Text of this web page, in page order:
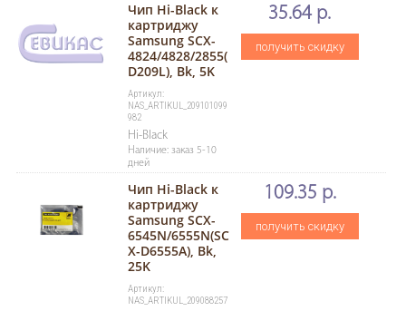
Чип Hi-Black к
картриджу
Samsung SCX-
4824/4828/2855(
D209L), Bk, 5K
Артикул:
NAS_ARTIKUL_209101099
982
Hi-Black
Наличие: заказ 5-10
дней
35.64 р.
получить скидку
Чип Hi-Black к
картриджу
Samsung SCX-
6545N/6555N(SC
X-D6555A), Bk,
25K
Артикул:
NAS_ARTIKUL_209088257
109.35 р.
получить скидку